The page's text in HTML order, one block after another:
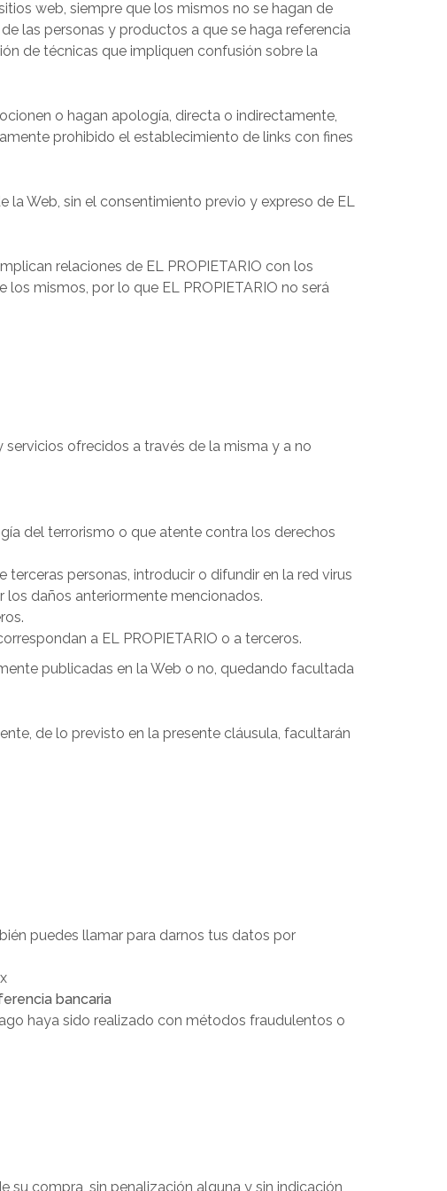
web, siempre que los mismos no se hagan de
las personas y productos a que se haga referencia
de técnicas que impliquen confusión sobre la
o hagan apología, directa o indirectamente,
prohibido el establecimiento de links con fines
Web, sin el consentimiento previo y expreso de EL
relaciones de EL PROPIETARIO con los
mismos, por lo que EL PROPIETARIO no será
ofrecidos a través de la misma y a no
del terrorismo o que atente contra los derechos
personas, introducir o difundir en la red virus
daños anteriormente mencionados.
a EL PROPIETARIO o a terceros.
publicadas en la Web o no, quedando facultada
de lo previsto en la presente cláusula, facultarán
puedes llamar para darnos tus datos por
bancaria
haya sido realizado con métodos fraudulentos o
su compra, sin penalización alguna y sin indicación